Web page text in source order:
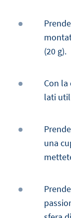
(20 g).
Con
lati
una